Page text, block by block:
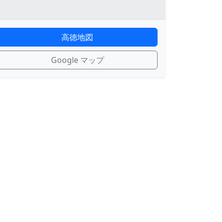
高徳地図
Google マップ